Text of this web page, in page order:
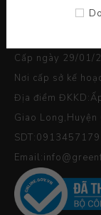
Cấp ngày 29/01/
Nơi cấp sở kế
Địa điểm
Giao Long,Huyện
SDT:0913457179